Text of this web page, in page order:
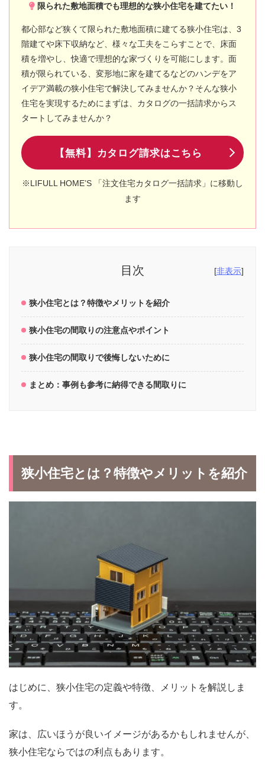
限られた敷地面積でも理想的な狭小住宅を建てたい！
都心部など狭くて限られた敷地面積に建てる狭小住宅は、3
階建てや床下収納など、様々な工夫をこらすことで、床面
積を増やし、快適で理想的な家づくりを可能にします。面
積が限られている、変形地に家を建てるなどのハンデをア
イデア満載の狭小住宅で解決してみませんか？そんな狭小
住宅を実現するためにまずは、カタログの一括請求からス
タートしてみませんか？
【無料】カタログ請求はこちら
※LIFULL HOME’S 「注文住宅カタログ一括請求」に移動し
ます
目次 [非表示]
狭小住宅とは？特徴やメリットを紹介
狭小住宅の間取りの注意点やポイント
狭小住宅の間取りで後悔しないために
まとめ：事例も参考に納得できる間取りに
狭小住宅とは？特徴やメリットを紹介
はじめに、狭小住宅の定義や特徴、メリットを解説しま
す。
家は、広いほうが良いイメージがあるかもしれませんが、
狭小住宅ならではの利点もあります。